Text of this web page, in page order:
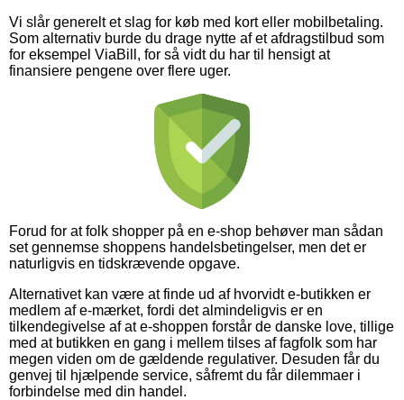
Vi slår generelt et slag for køb med kort eller mobilbetaling.
Som alternativ burde du drage nytte af et afdragstilbud som
for eksempel ViaBill, for så vidt du har til hensigt at
finansiere pengene over flere uger.
Forud for at folk shopper på en e-shop behøver man sådan
set gennemse shoppens handelsbetingelser, men det er
naturligvis en tidskrævende opgave.
Alternativet kan være at finde ud af hvorvidt e-butikken er
medlem af e-mærket, fordi det almindeligvis er en
tilkendegivelse af at e-shoppen forstår de danske love, tillige
med at butikken en gang i mellem tilses af fagfolk som har
megen viden om de gældende regulativer. Desuden får du
genvej til hjælpende service, såfremt du får dilemmaer i
forbindelse med din handel.